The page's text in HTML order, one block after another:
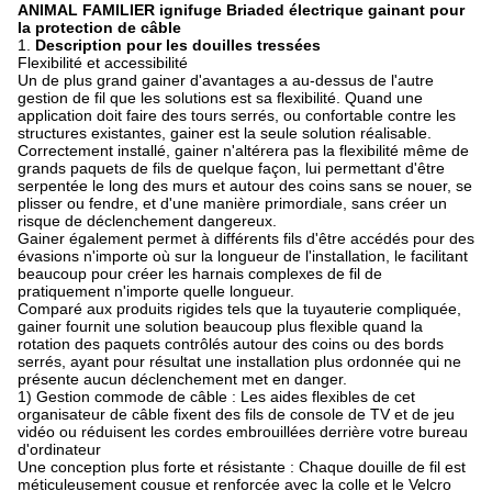
ANIMAL FAMILIER ignifuge Briaded électrique gainant pour
la protection de câble
1. Description pour les douilles tressées
Flexibilité et accessibilité
Un de plus grand gainer d'avantages a au-dessus de l'autre
gestion de fil que les solutions est sa flexibilité. Quand une
application doit faire des tours serrés, ou confortable contre les
structures existantes, gainer est la seule solution réalisable.
Correctement installé, gainer n'altérera pas la flexibilité même de
grands paquets de fils de quelque façon, lui permettant d'être
serpentée le long des murs et autour des coins sans se nouer, se
plisser ou fendre, et d'une manière primordiale, sans créer un
risque de déclenchement dangereux.
Gainer également permet à différents fils d'être accédés pour des
évasions n'importe où sur la longueur de l'installation, le facilitant
beaucoup pour créer les harnais complexes de fil de
pratiquement n'importe quelle longueur.
Comparé aux produits rigides tels que la tuyauterie compliquée,
gainer fournit une solution beaucoup plus flexible quand la
rotation des paquets contrôlés autour des coins ou des bords
serrés, ayant pour résultat une installation plus ordonnée qui ne
présente aucun déclenchement met en danger.
1) Gestion commode de câble : Les aides flexibles de cet
organisateur de câble fixent des fils de console de TV et de jeu
vidéo ou réduisent les cordes embrouillées derrière votre bureau
d'ordinateur
Une conception plus forte et résistante : Chaque douille de fil est
méticuleusement cousue et renforcée avec la colle et le Velcro